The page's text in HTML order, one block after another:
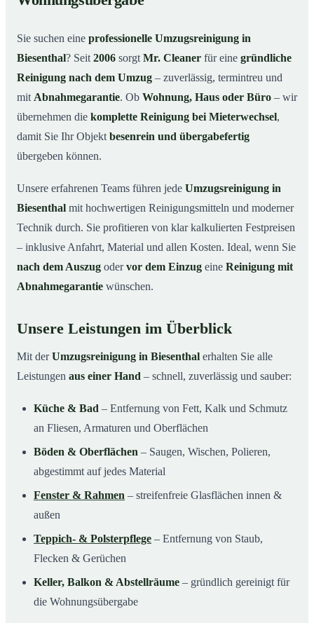
04So funktioniert’s
Typische Anlässe für eine Umzugsreinigung
07Jetzt Angebot anfordern
08So läuft eine Umzugsreinigung in Biesenthal
Sie suchen eine professionelle Umzugsreinigung in
Biesenthal? Seit 2006 sorgt Mr. Cleaner für eine gründliche
Reinigung nach dem Umzug – zuverlässig, termintreu und
mit Abnahmegarantie. Ob Wohnung, Haus oder Büro – wir
übernehmen die komplette Reinigung bei Mieterwechsel,
damit Sie Ihr Objekt besenrein und übergabefertig
übergeben können.
Unsere erfahrenen Teams führen jede Umzugsreinigung in
Biesenthal mit hochwertigen Reinigungsmitteln und moderner
Technik durch. Sie profitieren von klar kalkulierten Festpreisen
– inklusive Anfahrt, Material und allen Kosten. Ideal, wenn Sie
nach dem Auszug odervor dem Einzug eine Reinigung mit
Abnahmegarantie wünschen.
Unsere Leistungen im Überblick
Mit derUmzugsreinigung in Biesenthal erhalten Sie alle
Leistungen aus einer Hand – schnell, zuverlässig und sauber:
Küche & Bad – Entfernung von Fett, Kalk und Schmutz
an Fliesen, Armaturen und Oberflächen
Böden & Oberflächen – Saugen, Wischen, Polieren,
abgestimmt auf jedes Material
Fenster & Rahmen – streifenfreie Glasflächen innen &
außen
Teppich- & Polsterpflege – Entfernung von Staub,
Flecken & Gerüchen
Keller, Balkon & Abstellräume – gründlich gereinigt für
die Wohnungsübergabe